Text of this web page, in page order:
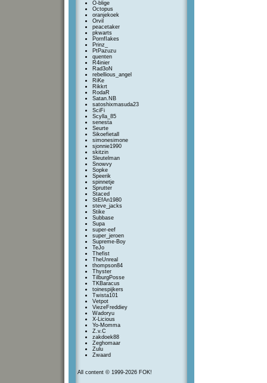
O-blige
Octopus
oranjekoek
Orvil
peacetaker
pkwarts
PornfIakes
Prinz_
PtPazuzu
quenten
R4inier
Rad3oN
rebellious_angel
RiKe
Rikkrt
RodaR
Satan.NB
satoshixmasuda23
SciFi
Scylla_85
senesta
Seurte
Sikoefietall
simonesimone
sjonnie1990
skitzin
Sleutelman
Snowvy
Sopke
Speerik
spinnetje
Sprutter
Staced
StEfAn1980
steve_jacks
Stike
Subbase
Supa
super-eef
super_jeroen
Supreme-Boy
TeJo
Thefist
TheUnreal
thompson84
Thyster
TilburgPosse
TKBaracus
toinespijkers
Twista101
Vetpot
ViezeFreddiey
Wadoryu
X-Licious
Yo-Momma
Z.v.C
zakdoek88
Zeghomaar
Zulu
Zwaard
All content © 1999-2026 FOK!